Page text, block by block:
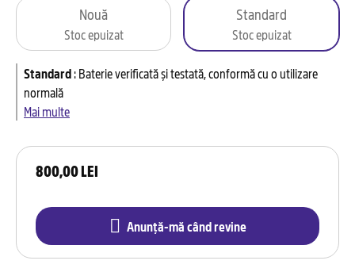
800,00 LEI
Anunță-mă când revine
Nouă
Stoc epuizat
Standard
Stoc epuizat
Standard:Baterie verificată și testată, conformă cu o utilizare
normală
Mai multe